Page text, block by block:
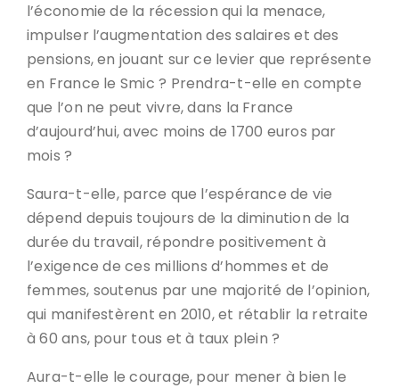
l’économie de la récession qui la menace,
impulser l’augmentation des salaires et des
pensions, en jouant sur ce levier que représente
en France le Smic ? Prendra-t-elle en compte
que l’on ne peut vivre, dans la France
d’aujourd’hui, avec moins de 1700 euros par
mois ?
Saura-t-elle, parce que l’espérance de vie
dépend depuis toujours de la diminution de la
durée du travail, répondre positivement à
l’exigence de ces millions d’hommes et de
femmes, soutenus par une majorité de l’opinion,
qui manifestèrent en 2010, et rétablir la retraite
à 60 ans, pour tous et à taux plein ?
Aura-t-elle le courage, pour mener à bien le